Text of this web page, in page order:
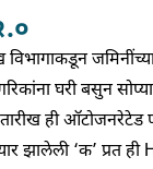
विभागाकडून
घरी बसुन
ही ऑटोजनरेटेड
झालेली ‘क’